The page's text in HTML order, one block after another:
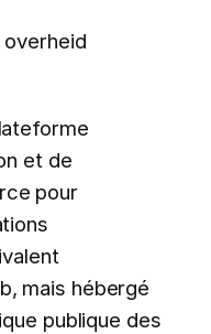
overheid
et de
pour
mais hébergé
publique des